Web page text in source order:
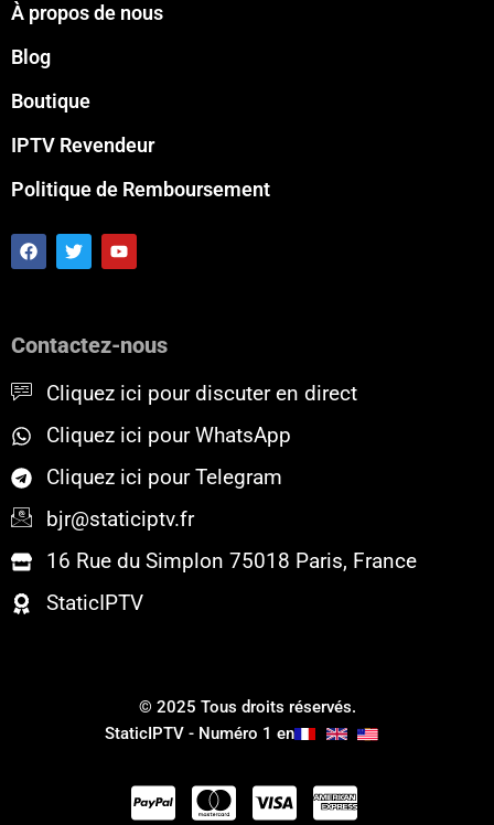
À propos de nous
Blog
Boutique
IPTV Revendeur
Politique de Remboursement
F
a
c
o
T
w
i
r
Y
o
u
e
Contactez-nous
Cliquez ici pour discuter en direct
Cliquez ici pour WhatsApp
Cliquez ici pour Telegram
bjr@staticiptv.fr
16 Rue du Simplon 75018 Paris, France
StaticIPTV
© 2025 Tous droits réservés.
StaticIPTV - Numéro 1 en